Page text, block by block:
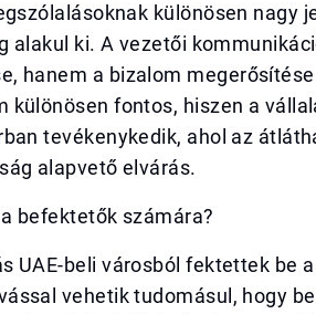
különösen nagy
alakul ki. A vezetői
hanem a bizalom
különösen fontos, hiszen a
tevékenykedik, ahol az
alapvető elvárás.
befektetők számára?
UAE-beli városból fektettek be
vehetik tudomásul, hogy